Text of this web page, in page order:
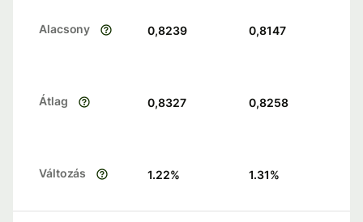
Alacsony 0,8239 0,8147
Átlag 0,8327 0,8258
Változás 1.22% 1.31%